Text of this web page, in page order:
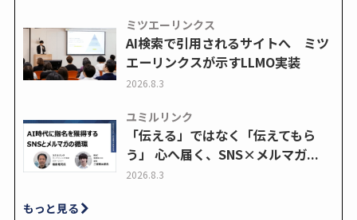
ミツエーリンクス
AI検索で引用されるサイトへ ミツ
エーリンクスが示すLLMO実装
2026.8.3
ユミルリンク
「伝える」ではなく「伝えてもら
う」 心へ届く、SNS×メルマガ...
2026.8.3
もっと見る